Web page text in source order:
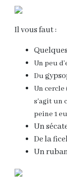
Il vous faut :
Un peu
Du
Un cercle
s'agit un
peine 1
Un
De la
Un